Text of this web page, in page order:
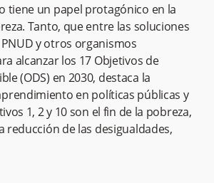
tiene un papel protagónico en la
Tanto, que entre las soluciones
y otros organismos
alcanzar los 17 Objetivos de
(ODS) en 2030, destaca la
en políticas públicas y
1, 2 y 10 son el fin de la pobreza,
reducción de las desigualdades,